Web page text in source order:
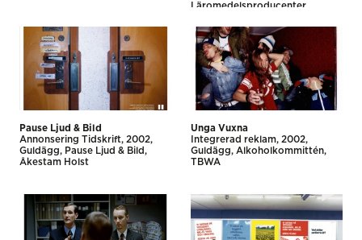
Läromedelsproducenter
Pause Ljud & Bild
Annonsering Tidskrift 2002
Guldägg
Pause Ljud & Bild
Åkestam Holst
Unga Vuxna
Integrerad reklam 2002
Guldägg
Alkoholkommittén
TBWA